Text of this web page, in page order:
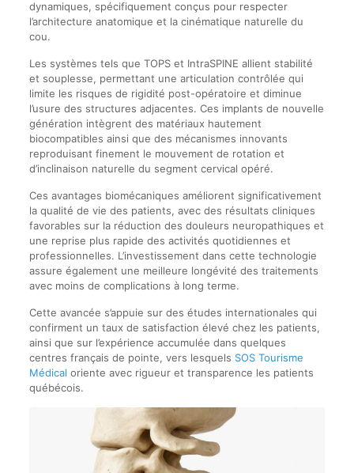
dynamiques, spécifiquement conçus pour respecter
l’architecture anatomique et la cinématique naturelle du
cou.
Les systèmes tels que TOPS et IntraSPINE allient stabilité
et souplesse, permettant une articulation contrôlée qui
limite les risques de rigidité post-opératoire et diminue
l’usure des structures adjacentes. Ces implants de nouvelle
génération intègrent des matériaux hautement
biocompatibles ainsi que des mécanismes innovants
reproduisant finement le mouvement de rotation et
d’inclinaison naturelle du segment cervical opéré.
Ces avantages biomécaniques améliorent significativement
la qualité de vie des patients, avec des résultats cliniques
favorables sur la réduction des douleurs neuropathiques et
une reprise plus rapide des activités quotidiennes et
professionnelles. L’investissement dans cette technologie
assure également une meilleure longévité des traitements
avec moins de complications à long terme.
Cette avancée s’appuie sur des études internationales qui
confirment un taux de satisfaction élevé chez les patients,
ainsi que sur l’expérience accumulée dans quelques
centres français de pointe, vers lesquels SOS Tourisme
Médical oriente avec rigueur et transparence les patients
québécois.